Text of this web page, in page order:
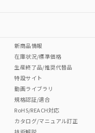
Cr(VI)
新商品情報
在庫状況/標準価格
生産終了品/推奨代替品
特設サイト
動画ライブラリ
規格認証/適合
RoHS/REACH対応
カタログ/マニュアル訂正